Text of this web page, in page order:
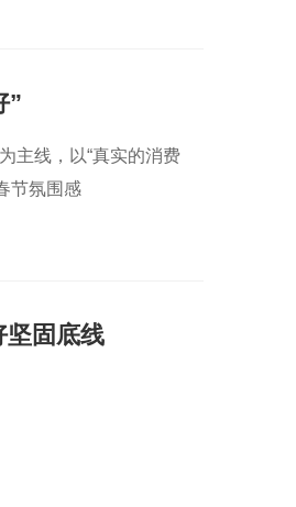
”
主线，以“真实的消费
节氛围感
坚固底线